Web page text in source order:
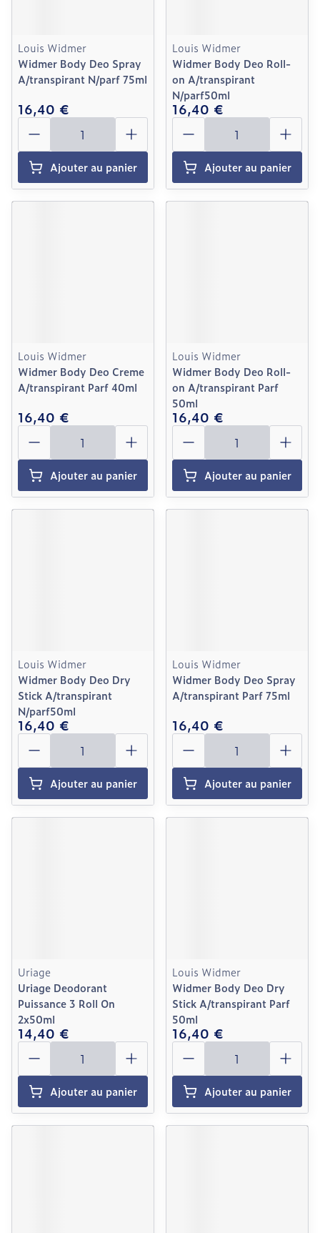
Louis Widmer
Widmer Body Deo Spray
A/transpirant N/parf 75ml
16,40 €
Quantité
Ajouter au panier
Louis Widmer
Widmer Body Deo Roll-
on A/transpirant
N/parf50ml
16,40 €
Quantité
Ajouter au panier
Louis Widmer
Widmer Body Deo Creme
A/transpirant Parf 40ml
16,40 €
Quantité
Ajouter au panier
Louis Widmer
Widmer Body Deo Roll-
on A/transpirant Parf
50ml
16,40 €
Quantité
Ajouter au panier
Louis Widmer
Widmer Body Deo Dry
Stick A/transpirant
N/parf50ml
16,40 €
Quantité
Ajouter au panier
Louis Widmer
Widmer Body Deo Spray
A/transpirant Parf 75ml
16,40 €
Quantité
Ajouter au panier
Uriage
Uriage Deodorant
Puissance 3 Roll On
2x50ml
14,40 €
Quantité
Ajouter au panier
Louis Widmer
Widmer Body Deo Dry
Stick A/transpirant Parf
50ml
16,40 €
Quantité
Ajouter au panier